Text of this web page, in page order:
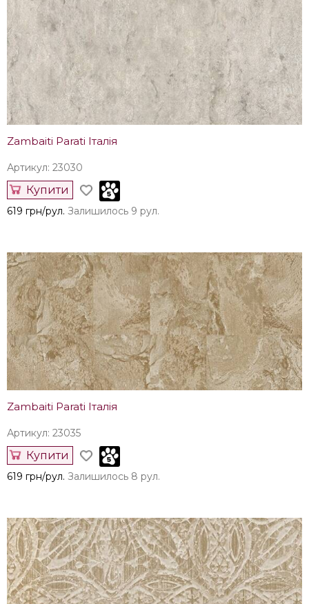
Zambaiti Parati Італія
Артикул: 23030
Купити
619 грн/рул. Залишилось 9 рул.
Zambaiti Parati Італія
Артикул: 23035
Купити
619 грн/рул. Залишилось 8 рул.